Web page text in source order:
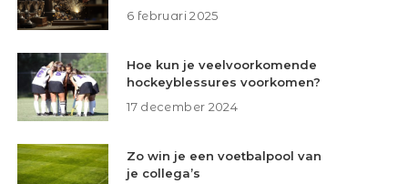
6 februari 2025
Hoe kun je veelvoorkomende
hockeyblessures voorkomen?
17 december 2024
Zo win je een voetbalpool van
je collega’s